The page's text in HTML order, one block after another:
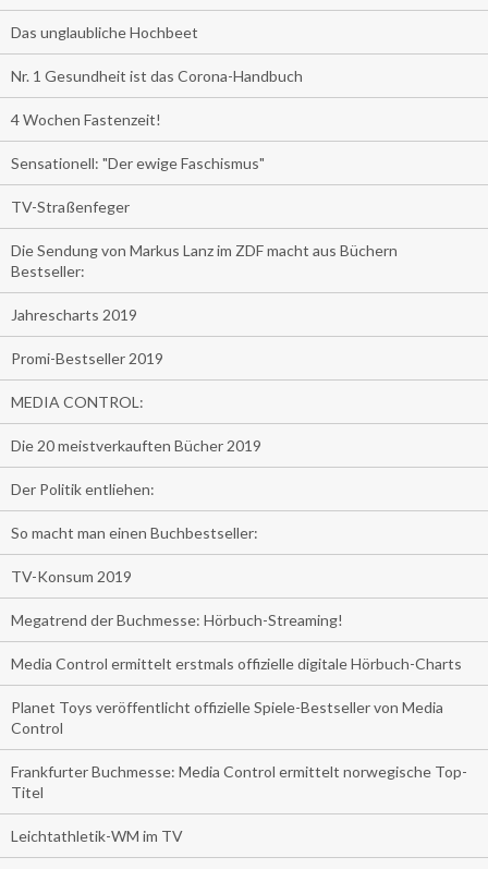
Das unglaubliche Hochbeet
Nr. 1 Gesundheit ist das Corona-Handbuch
4 Wochen Fastenzeit!
Sensationell: "Der ewige Faschismus"
TV-Straßenfeger
Die Sendung von Markus Lanz im ZDF macht aus Büchern
Bestseller:
Jahrescharts 2019
Promi-Bestseller 2019
MEDIA CONTROL:
Die 20 meistverkauften Bücher 2019
Der Politik entliehen:
So macht man einen Buchbestseller:
TV-Konsum 2019
Megatrend der Buchmesse: Hörbuch-Streaming!
Media Control ermittelt erstmals offizielle digitale Hörbuch-Charts
Planet Toys veröffentlicht offizielle Spiele-Bestseller von Media
Control
Frankfurter Buchmesse: Media Control ermittelt norwegische Top-
Titel
Leichtathletik-WM im TV